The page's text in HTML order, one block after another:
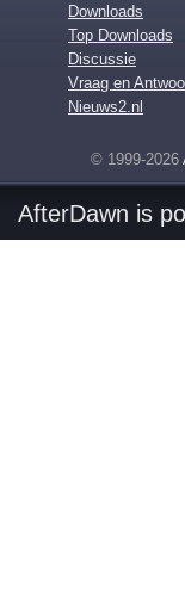
Downloads
Top Downloads
Discussie
Vraag en
Nieuws2.nl
© 1999-2026
AfterDawn is